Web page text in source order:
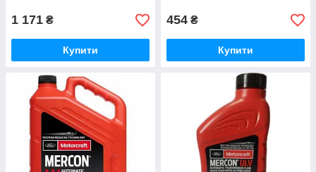
1 171 ₴
Купити
454 ₴
Купити